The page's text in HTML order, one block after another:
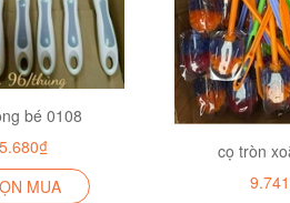
bé 0108
MUA
cọ tròn